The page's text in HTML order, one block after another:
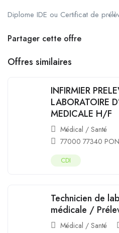
Diplome IDE ou Certificat de
Partager cette offre
Offres similaires
INFIRMIER
LABORATOIRE
MEDICALE H/F
Médical / Santé
77000 77340
CDI
Technicien de
médicale /
Médical / Santé